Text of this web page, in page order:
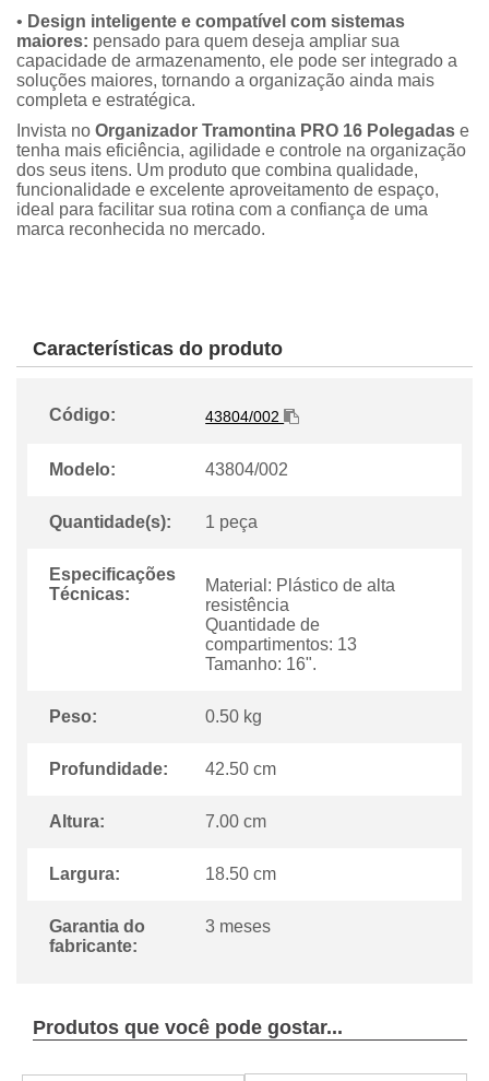
• Design inteligente e compatível com sistemas
maiores: pensado para quem deseja ampliar sua
capacidade de armazenamento, ele pode ser integrado a
soluções maiores, tornando a organização ainda mais
completa e estratégica.
Invista no Organizador Tramontina PRO 16 Polegadas e
tenha mais eficiência, agilidade e controle na organização
dos seus itens. Um produto que combina qualidade,
funcionalidade e excelente aproveitamento de espaço,
ideal para facilitar sua rotina com a confiança de uma
marca reconhecida no mercado.
Características do produto
Código: 43804/002
Modelo: 43804/002
Quantidade(s): 1 peça
Especificações
Técnicas:
Material: Plástico de alta
resistência
Quantidade de
compartimentos: 13
Tamanho: 16".
Peso: 0.50 kg
Profundidade: 42.50 cm
Altura: 7.00 cm
Largura: 18.50 cm
Garantia do
fabricante:
3 meses
Produtos que você pode gostar...